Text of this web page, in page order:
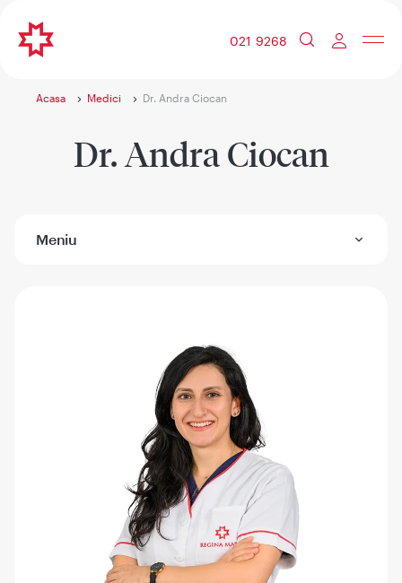
021 9268
Acasa Medici Dr. Andra Ciocan
Dr. Andra Ciocan
Meniu